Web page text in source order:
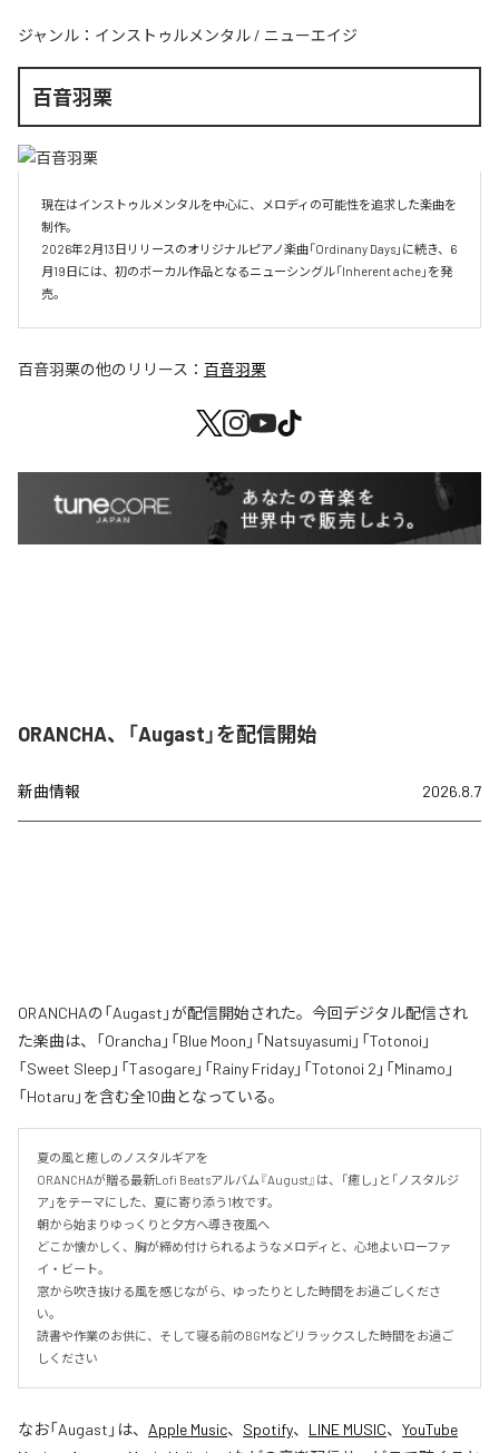
ジャンル： インストゥルメンタル / ニューエイジ
百音羽栗
現在はインストゥルメンタルを中心に、メロディの可能性を追求した楽曲を
制作。
2026年2月13日リリースのオリジナルピアノ楽曲「Ordinany Days」に続き、6
月19日には、初のボーカル作品となるニューシングル「Inherent ache」を発
売。
百音羽栗の他のリリース： 百音羽栗
ORANCHA、「Augast」を配信開始
新曲情報 2026.8.7
ORANCHAの「Augast」が配信開始された。今回デジタル配信され
た楽曲は、「Orancha」「Blue Moon」「Natsuyasumi」「Totonoi」
「Sweet Sleep」「Tasogare」「Rainy Friday」「Totonoi 2」「Minamo」
「Hotaru」を含む全10曲となっている。
夏の風と癒しのノスタルギアを
ORANCHAが贈る最新Lofi Beatsアルバム『August』は、「癒し」と「ノスタルジ
ア」をテーマにした、夏に寄り添う1枚です。
朝から始まりゆっくりと夕方へ導き夜風へ
どこか懐かしく、胸が締め付けられるようなメロディと、心地よいローファ
イ・ビート。
窓から吹き抜ける風を感じながら、ゆったりとした時間をお過ごしくださ
い。
読書や作業のお供に、そして寝る前のBGMなどリラックスした時間をお過ご
しください
なお「Augast 」は、 Apple Music、 Spotify、 LINE MUSIC、 YouTube